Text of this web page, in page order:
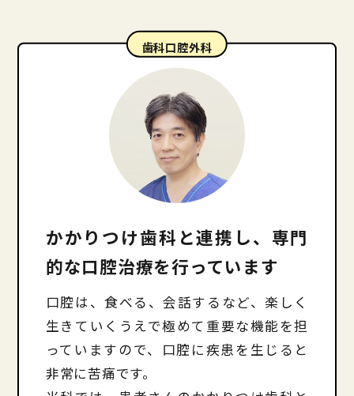
歯科口腔外科
かかりつけ歯科と連携し、専門
的な口腔治療を行っています
口腔は、食べる、会話するなど、楽しく
生きていくうえで極めて重要な機能を担
っていますので、口腔に疾患を生じると
非常に苦痛です。